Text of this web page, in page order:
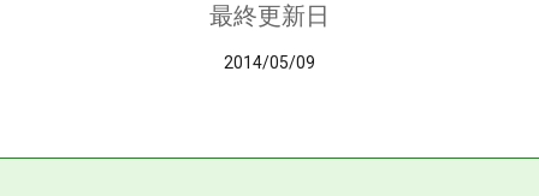
最終更新日
2014/05/09